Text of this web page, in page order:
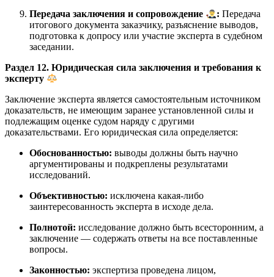
Передача заключения и сопровождение : Передача
итогового документа заказчику, разъяснение выводов,
подготовка к допросу или участие эксперта в судебном
заседании.
Раздел 12. Юридическая сила заключения и требования к
эксперту
Заключение эксперта является самостоятельным источником
доказательств, не имеющим заранее установленной силы и
подлежащим оценке судом наряду с другими
доказательствами. Его юридическая сила определяется:
Обоснованностью: выводы должны быть научно
аргументированы и подкреплены результатами
исследований.
Объективностью: исключена какая-либо
заинтересованность эксперта в исходе дела.
Полнотой: исследование должно быть всесторонним, а
заключение — содержать ответы на все поставленные
вопросы.
Законностью: экспертиза проведена лицом,